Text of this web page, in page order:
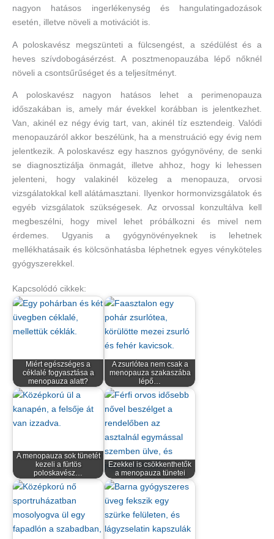
nagyon hatásos ingerlékenység és hangulatingadozások
esetén, illetve növeli a motivációt is.
A poloskavész megszünteti a fülcsengést, a szédülést és a
heves szívdobogásérzést. A posztmenopauzába lépő nőknél
növeli a csontsűrűséget és a teljesítményt.
A poloskavész nagyon hatásos lehet a perimenopauza
időszakában is, amely már évekkel korábban is jelentkezhet.
Van, akinél ez négy évig tart, van, akinél tíz esztendeig. Valódi
menopauzáról akkor beszélünk, ha a menstruáció egy évig nem
jelentkezik. A poloskavész egy hasznos gyógynövény, de senki
se diagnosztizálja önmagát, illetve ahhoz, hogy ki lehessen
jelenteni, hogy valakinél közeleg a menopauza, orvosi
vizsgálatokkal kell alátámasztani. Ilyenkor hormonvizsgálatok és
egyéb vizsgálatok szükségesek. Az orvossal konzultálva kell
megbeszélni, hogy mivel lehet próbálkozni és mivel nem
érdemes. Ugyanis a gyógynövényeknek is lehetnek
mellékhatásaik és kölcsönhatásba léphetnek egyes vényköteles
gyógyszerekkel.
Kapcsolódó cikkek:
Miért egészséges a
céklalé fogyasztása a
menopauza alatt?
A zsurlótea nem csak a
menopauza szakaszába
lépő…
A menopauza sok tünetét
kezeli a fürtös
poloskavész…
Ezekkel is csökkenthetők
a menopauza tünetei